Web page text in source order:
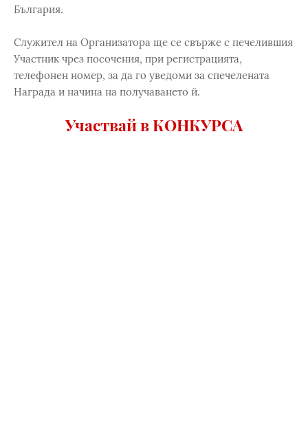
България.
Служител на Организатора ще се свърже с печелившия
Участник чрез посочения, при регистрацията,
телефонен номер, за да го уведоми за спечелената
Награда и начина на получаването й.
Участвай в КОНКУРСА